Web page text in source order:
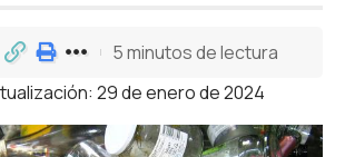
29 de enero de 2024
5 minutos de lectura